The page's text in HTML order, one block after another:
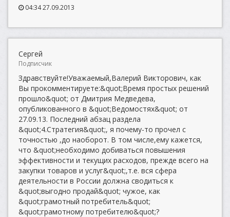
04:34 27.09.2013
Сергей
Подписчик
Здравствуйте!Уважаемый,Валерий Викторович, как
Вы прокомментируете:&quot;Время простых решений
прошло&quot; от Дмитрия Медведева,
опубликованного в &quot;Ведомостях&quot; от
27.09.13. Последний абзац раздела
&quot;4.Стратегия&quot;, я почему-то прочел с
точностью ,до наоборот. В том числе,ему кажется,
что &quot;необходимо добиваться повышения
эффективности и текущих расходов, прежде всего на
закупки товаров и услуг&quot;,т.е. вся сфера
деятельности в России должна сводиться к
&quot;выгодно продай&quot; чужое, как
&quot;грамотный потребитель&quot;
&quot;грамотному потребителю&quot;?